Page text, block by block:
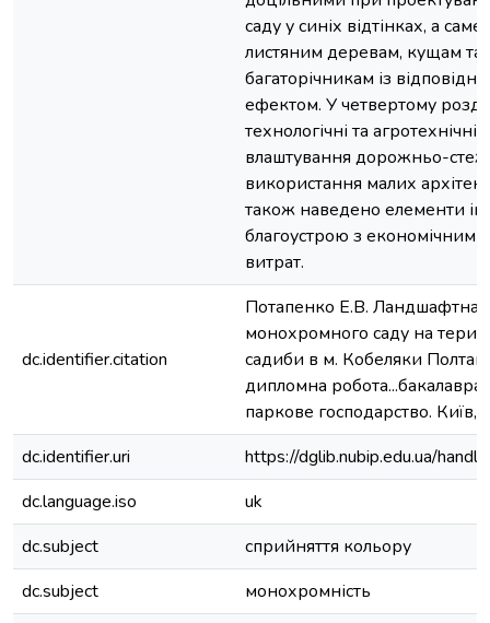
саду у синіх відтінках, а
листяним деревам, кущам та
багаторічникам із
ефектом. У четвертому
технологічні та агротехнічні
влаштування дорожньо-
використання малих
також наведено елементи
благоустрою з економічним
витрат.
dc.identifier.citation
Потапенко Е.В. Ландшафтна
монохромного саду на
садиби в м. Кобеляки
дипломна
паркове господарство. Київ,
dc.identifier.uri
https://dglib.nubip.edu.ua/
dc.language.iso
uk
dc.subject
сприйняття кольору
dc.subject
монохромність